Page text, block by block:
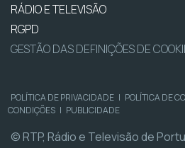
RÁDIO E TELEVISÃO
RGPD
GESTÃO DAS DEFINIÇÕES DE
POLÍTICA DE PRIVACIDADE | POLÍTICA DE
CONDIÇÕES | PUBLICIDADE
© RTP, Rádio e Televisão de